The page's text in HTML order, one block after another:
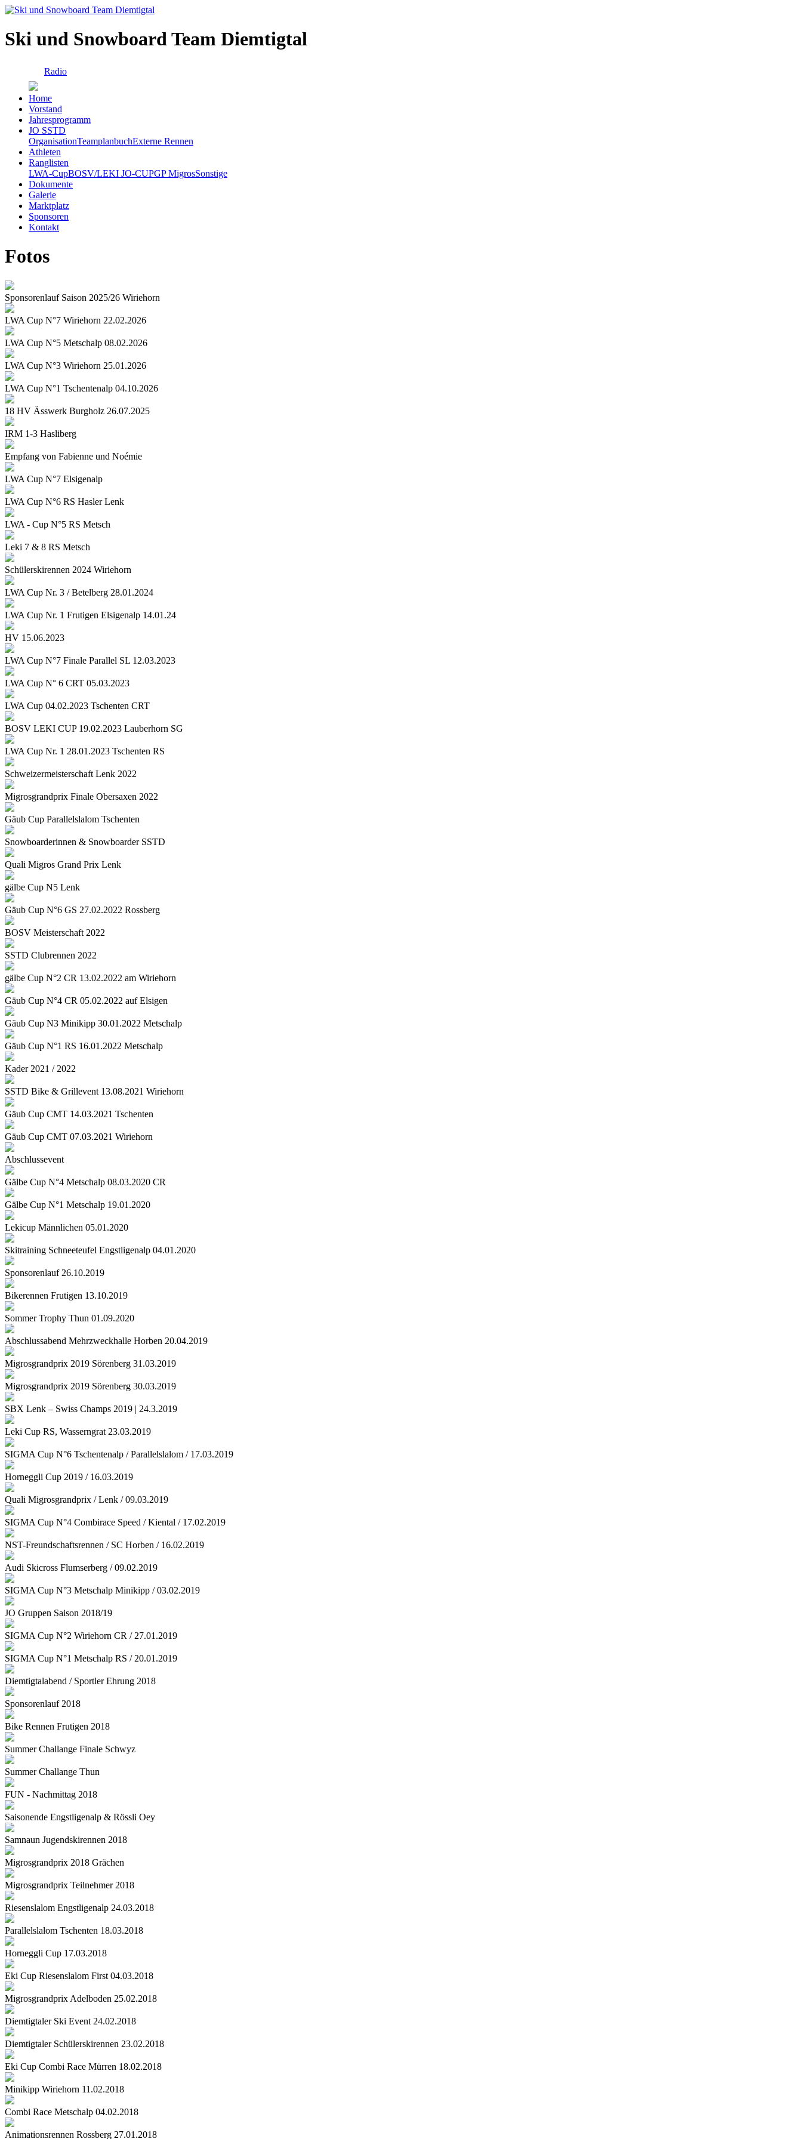
Ski und Snowboard Team Diemtigtal
Radio
Home
Vorstand
Jahresprogramm
JO SSTD
OrganisationTeamplanbuchExterne Rennen
Athleten
Ranglisten
LWA-CupBOSV/LEKI JO-CUPGP MigrosSonstige
Dokumente
Galerie
Marktplatz
Sponsoren
Kontakt
Fotos
Sponsorenlauf Saison 2025/26 Wiriehorn
LWA Cup N°7 Wiriehorn 22.02.2026
LWA Cup N°5 Metschalp 08.02.2026
LWA Cup N°3 Wiriehorn 25.01.2026
LWA Cup N°1 Tschentenalp 04.10.2026
18 HV Ässwerk Burgholz 26.07.2025
IRM 1-3 Hasliberg
Empfang von Fabienne und Noémie
LWA Cup N°7 Elsigenalp
LWA Cup N°6 RS Hasler Lenk
LWA - Cup N°5 RS Metsch
Leki 7 & 8 RS Metsch
Schülerskirennen 2024 Wiriehorn
LWA Cup Nr. 3 / Betelberg 28.01.2024
LWA Cup Nr. 1 Frutigen Elsigenalp 14.01.24
HV 15.06.2023
LWA Cup N°7 Finale Parallel SL 12.03.2023
LWA Cup N° 6 CRT 05.03.2023
LWA Cup 04.02.2023 Tschenten CRT
BOSV LEKI CUP 19.02.2023 Lauberhorn SG
LWA Cup Nr. 1 28.01.2023 Tschenten RS
Schweizermeisterschaft Lenk 2022
Migrosgrandprix Finale Obersaxen 2022
Gäub Cup Parallelslalom Tschenten
Snowboarderinnen & Snowboarder SSTD
Quali Migros Grand Prix Lenk
gälbe Cup N5 Lenk
Gäub Cup N°6 GS 27.02.2022 Rossberg
BOSV Meisterschaft 2022
SSTD Clubrennen 2022
gälbe Cup N°2 CR 13.02.2022 am Wiriehorn
Gäub Cup N°4 CR 05.02.2022 auf Elsigen
Gäub Cup N3 Minikipp 30.01.2022 Metschalp
Gäub Cup N°1 RS 16.01.2022 Metschalp
Kader 2021 / 2022
SSTD Bike & Grillevent 13.08.2021 Wiriehorn
Gäub Cup CMT 14.03.2021 Tschenten
Gäub Cup CMT 07.03.2021 Wiriehorn
Abschlussevent
Gälbe Cup N°4 Metschalp 08.03.2020 CR
Gälbe Cup N°1 Metschalp 19.01.2020
Lekicup Männlichen 05.01.2020
Skitraining Schneeteufel Engstligenalp 04.01.2020
Sponsorenlauf 26.10.2019
Bikerennen Frutigen 13.10.2019
Sommer Trophy Thun 01.09.2020
Abschlussabend Mehrzweckhalle Horben 20.04.2019
Migrosgrandprix 2019 Sörenberg 31.03.2019
Migrosgrandprix 2019 Sörenberg 30.03.2019
SBX Lenk – Swiss Champs 2019 | 24.3.2019
Leki Cup RS, Wasserngrat 23.03.2019
SIGMA Cup N°6 Tschentenalp / Parallelslalom / 17.03.2019
Horneggli Cup 2019 / 16.03.2019
Quali Migrosgrandprix / Lenk / 09.03.2019
SIGMA Cup N°4 Combirace Speed / Kiental / 17.02.2019
NST-Freundschaftsrennen / SC Horben / 16.02.2019
Audi Skicross Flumserberg / 09.02.2019
SIGMA Cup N°3 Metschalp Minikipp / 03.02.2019
JO Gruppen Saison 2018/19
SIGMA Cup N°2 Wiriehorn CR / 27.01.2019
SIGMA Cup N°1 Metschalp RS / 20.01.2019
Diemtigtalabend / Sportler Ehrung 2018
Sponsorenlauf 2018
Bike Rennen Frutigen 2018
Summer Challange Finale Schwyz
Summer Challange Thun
FUN - Nachmittag 2018
Saisonende Engstligenalp & Rössli Oey
Samnaun Jugendskirennen 2018
Migrosgrandprix 2018 Grächen
Migrosgrandprix Teilnehmer 2018
Riesenslalom Engstligenalp 24.03.2018
Parallelslalom Tschenten 18.03.2018
Horneggli Cup 17.03.2018
Eki Cup Riesenslalom First 04.03.2018
Migrosgrandprix Adelboden 25.02.2018
Diemtigtaler Ski Event 24.02.2018
Diemtigtaler Schülerskirennen 23.02.2018
Eki Cup Combi Race Mürren 18.02.2018
Minikipp Wiriehorn 11.02.2018
Combi Race Metschalp 04.02.2018
Animationsrennen Rossberg 27.01.2018